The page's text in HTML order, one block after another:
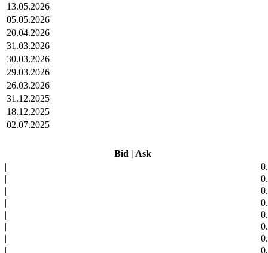
13.05.2026
05.05.2026
20.04.2026
31.03.2026
30.03.2026
29.03.2026
26.03.2026
31.12.2025
18.12.2025
02.07.2025
Bid | Ask
|
|
|
|
|
|
|
|